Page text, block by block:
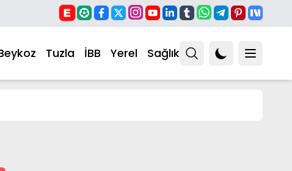
Tuzla İBB Yerel Sağlık